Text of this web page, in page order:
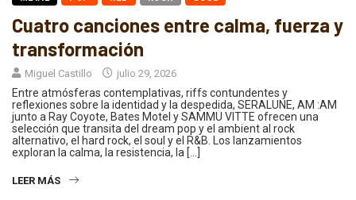
Cuatro canciones entre calma, fuerza y
transformación
Miguel Castillo julio 29, 2026
Entre atmósferas contemplativas, riffs contundentes y
reflexiones sobre la identidad y la despedida, SERALUNE, AM :AM
junto a Ray Coyote, Bates Motel y SAMMU VITTE ofrecen una
selección que transita del dream pop y el ambient al rock
alternativo, el hard rock, el soul y el R&B. Los lanzamientos
exploran la calma, la resistencia, la […]
LEER MÁS